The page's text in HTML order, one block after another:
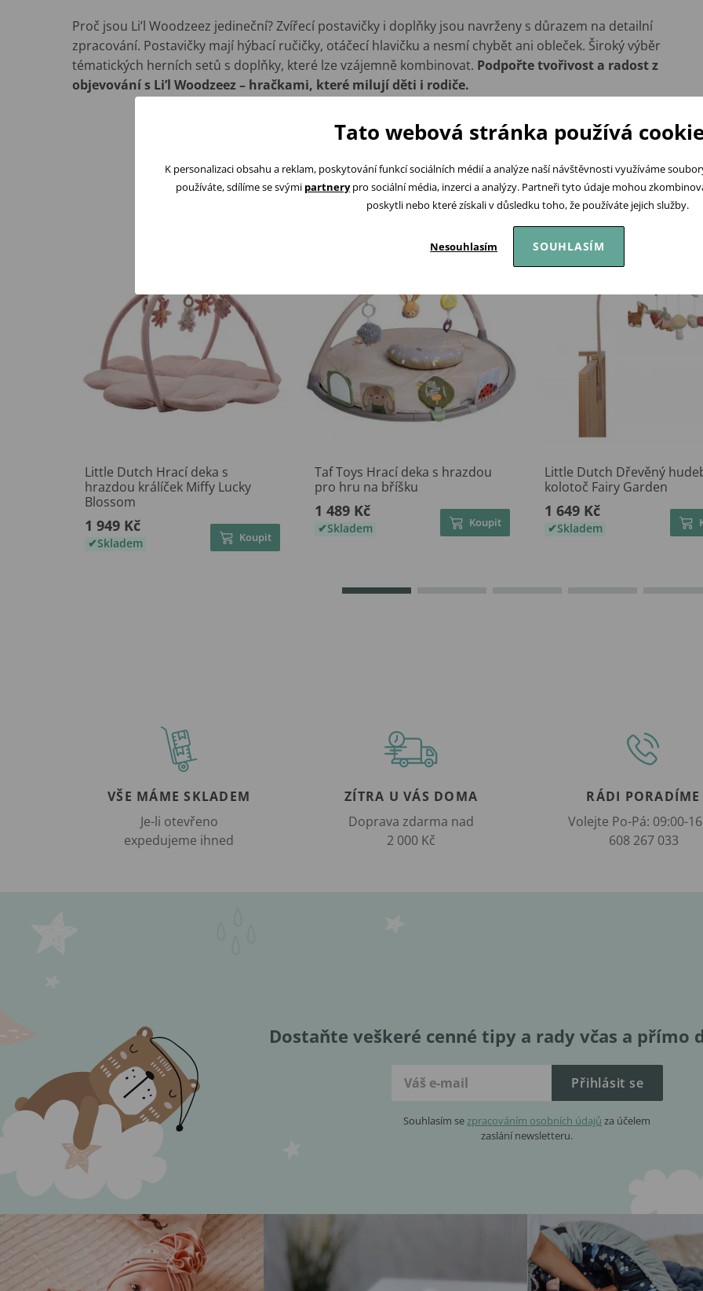
Proč jsou Li’l Woodzeez jedineční? Zvířecí postavičky i doplňky jsou navrženy s důrazem na detailní
zpracování. Postavičky mají hýbací ručičky, otáčecí hlavičku a nesmí chybět ani obleček. Široký výběr
tématických herních setů s doplňky, které lze vzájemně kombinovat. Podpořte tvořivost a radost z
objevování s Li’l Woodzeez – hračkami, které milují děti i rodiče.
Podobné produkty
Little Dutch Hrací deka s
hrazdou králíček Miffy Lucky
Blossom
1 949 Kč
Skladem Koupit
Taf Toys Hrací deka s hrazdou
pro hru na bříšku
1 489 Kč
Skladem Koupit
Little Dutch Dřevěný
kolotoč Fairy Garden
1 649 Kč
Skladem
VŠE MÁME SKLADEM
Je-li otevřeno
expedujeme ihned
ZÍTRA U VÁS DOMA
Doprava zdarma nad
2 000 Kč
RÁDI PORADÍME
Volejte Po-Pá: 09:00-
608 267 033
Dostaňte veškeré cenné tipy a rady včas a přímo
Přihlásit se
Souhlasím sezpracováním osobních údajů za účelem
zaslání newsletteru.
Tato webová stránka používá
K personalizaci obsahu a reklam, poskytování funkcí sociálních médií a analýze naší návštěvnosti využíváme
používáte, sdílíme se svými partnerypro sociální média, inzerci a analýzy. Partneři tyto údaje mohou
poskytli nebo které získali v důsledku toho, že používáte jejich služby.
Nesouhlasím SOUHLASÍM